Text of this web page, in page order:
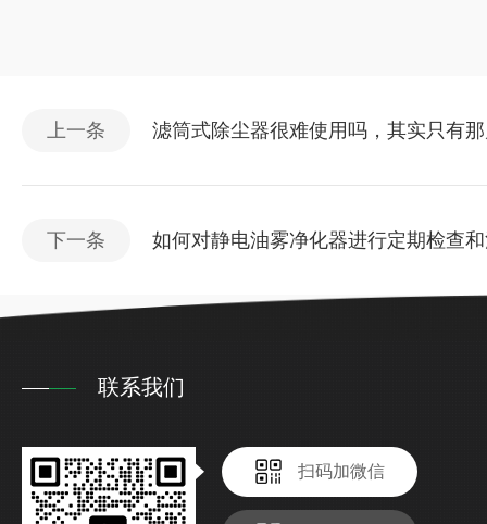
上一条 滤筒式除尘器很难使用吗，其实只有
下一条 如何对静电油雾净化器进行定期检查
联系我们
扫码加微信